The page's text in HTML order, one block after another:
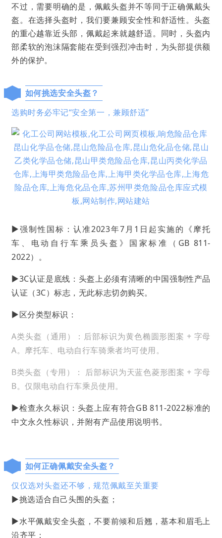
不过，需要明确的是，佩戴头盔并不等同于正确佩戴头
盔。在选择头盔时，我们要兼顾安全性和舒适性。头盔
的重心越靠近头部，佩戴起来就越舒适。同时，头盔内
部柔软的泡沫隔套能在受到强烈冲击时，为头部提供额
外的保护。
如何挑选安全头盔？
选购时务必牢记“安全第一，兼顾舒适”
▶强制性国标：认准2023年7月1日起实施的《摩托
车、电动自行车乘员头盔》国家标准（GB 811-
2022）。
▶3C认证是底线：头盔上必须有清晰的中国强制性产品
认证（3C）标志，无此标志切勿购买。
▶区分类型标识：
A类头盔（通用）：后部标识为黄色椭圆形图案 + 字母
A。摩托车、电动自行车骑乘者均可使用。
B类头盔（专用）： 后部标识为天蓝色菱形图案 + 字母
B。仅限电动自行车乘员使用。
▶检查永久标识：头盔上应有符合GB 811-2022标准的
中文永久性标识，并附有产品使用说明书。
如何正确佩戴安全头盔？
仅仅选对头盔还不够，规范佩戴至关重要
▶挑选适合自己头围的头盔；
▶水平佩戴安全头盔，不要前倾和后翘，基本和眉毛上
沿齐平；